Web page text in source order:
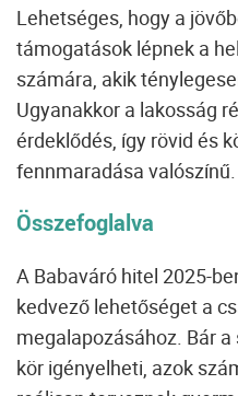
Lehetséges, hogy a
támogatások lépnek a
számára, akik
Ugyanakkor a lakosság
érdeklődés, így rövid és
fennmaradása valószínű.
Összefoglalva
A Babaváró hitel 2025-
kedvező lehetőséget a
megalapozásához. Bár
kör igényelheti, azok